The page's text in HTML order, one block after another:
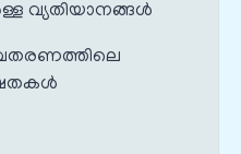
വ്യതിയാനങ്ങൾ‍